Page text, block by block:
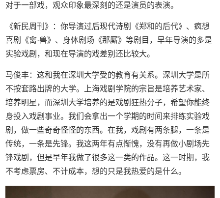
对于一部戏，观众印象最深刻的还是演员的表演。
《新民周刊》：你导演过后现代诗剧《郑和的后代》、疯想
喜剧《禽·兽》、身体剧场《那厮》等剧目，早年导演的多是
实验戏剧，和现在导演的戏差别还比较大。
马俊丰：这和我在深圳大学受的教育有关系。深圳大学是所
不按套路出牌的大学。上海戏剧学院的宗旨是培养艺术家、
培养明星，而深圳大学培养的是戏剧狂热分子，希望你能终
身投入戏剧事业。我们会拿出一个学期的时间来排练实验戏
剧，做一些奇奇怪怪的东西。在我，戏剧有两条腿，一条是
传统，一条是先锋。我这两年有点惭愧，没有再做小剧场先
锋戏剧，但是早年我做了很多这一类的作品。这一时期，我
不考虑票房、不计成本，想的只是我热爱的是什么。